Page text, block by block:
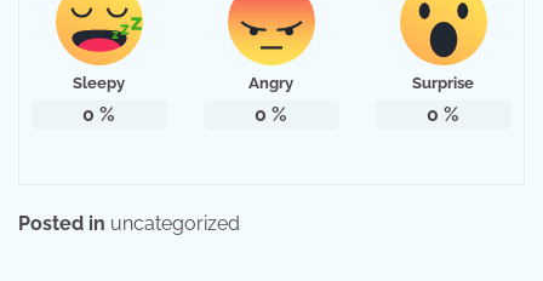
Sleepy
0 %
Angry
0 %
Surprise
0 %
Posted in uncategorized